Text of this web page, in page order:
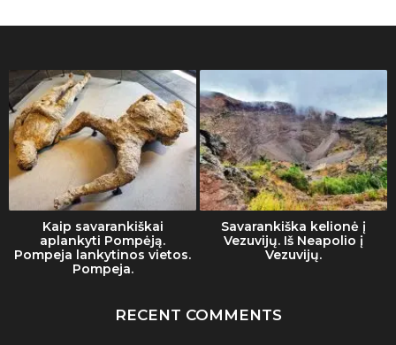
Kaip savarankiškai
aplankyti Pompėją.
Pompeja lankytinos vietos.
Pompeja.
Savarankiška kelionė į
Vezuvijų. Iš Neapolio į
Vezuvijų.
RECENT COMMENTS